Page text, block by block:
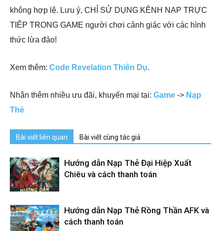
không hợp lệ. Lưu ý, CHỈ SỬ DỤNG KÊNH NẠP TRỰC
TIẾP TRONG GAME người chơi cảnh giác với các hình
thức lừa đảo!
Xem thêm: Code Revelation Thiên Dụ.
Nhận thêm nhiều ưu đãi, khuyến mại tại: Game -> Nạp
Thẻ
Bài viết liên quan Bài viết cùng tác giả
Hướng dẫn Nạp Thẻ Đại Hiệp Xuất
Chiêu và cách thanh toán
Hướng dẫn Nạp Thẻ Rồng Thần AFK và
cách thanh toán